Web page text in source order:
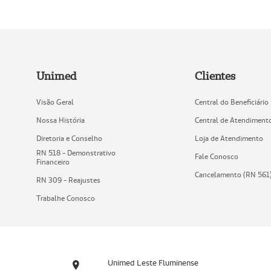
Unimed
Visão Geral
Nossa História
Diretoria e Conselho
RN 518 - Demonstrativo
Financeiro
RN 309 - Reajustes
Trabalhe Conosco
Clientes
Central do Beneficiário
Central de
Loja de Atendimento
Fale Conosco
Cancelamento (RN
Unimed Leste Fluminense